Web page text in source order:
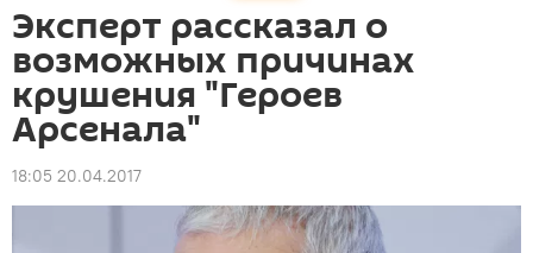
Эксперт рассказал о
возможных причинах
крушения "Героев
Арсенала"
18:05 20.04.2017